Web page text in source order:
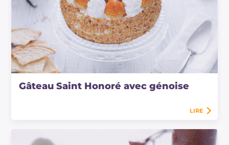
Gâteau Saint Honoré avec génoise
LIRE